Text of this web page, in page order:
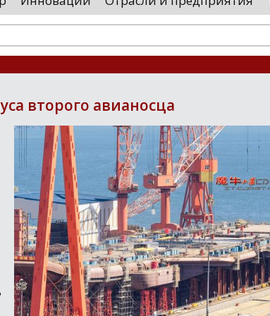
удостоверяющими центрами.
проводятся
чего
второго авианосца